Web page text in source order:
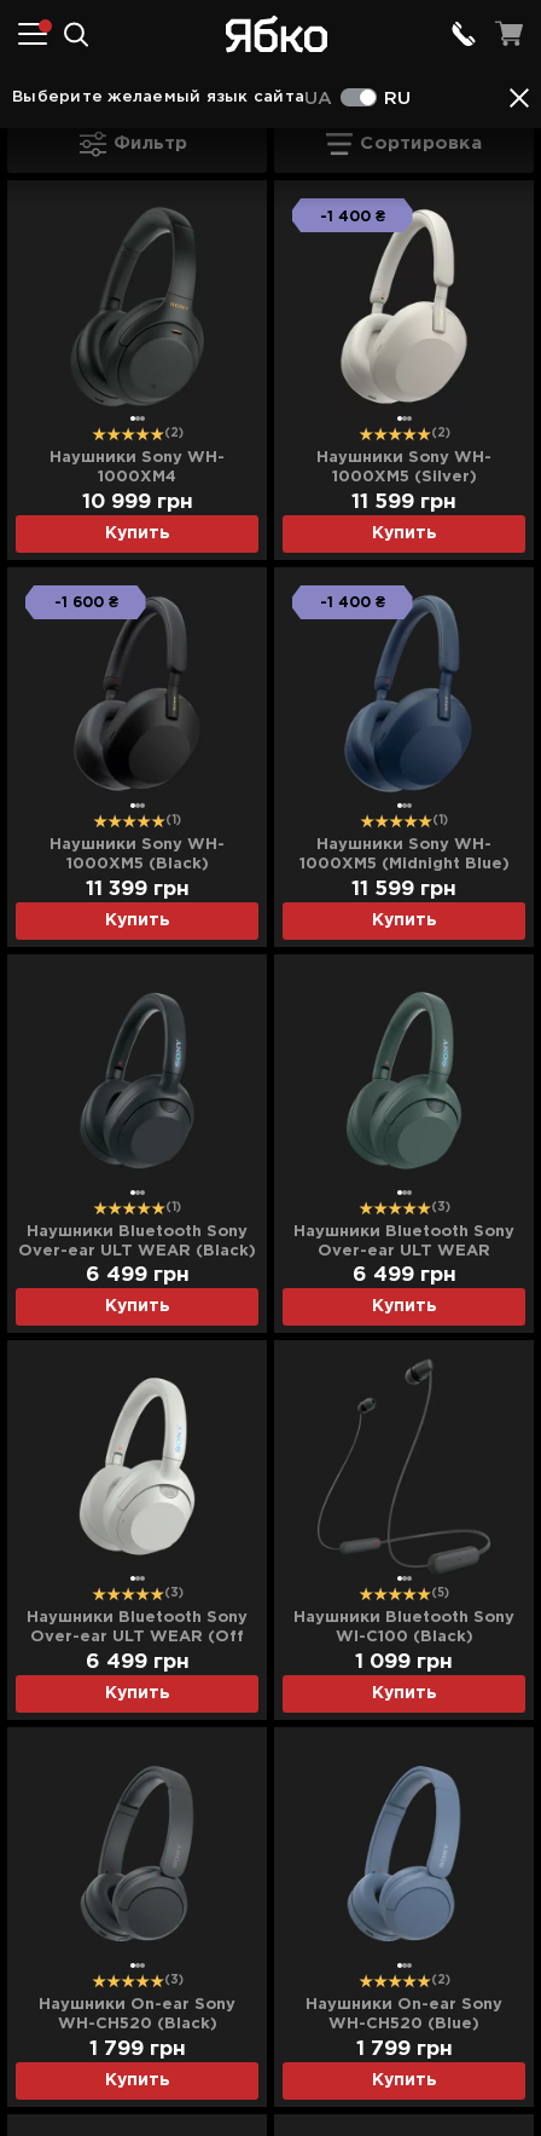
Выберите желаемый язык сайтаUA RU
Наушники Кременчуке Наушники Sony
Наушники Sony Кременчуке
Фильтр Сортировка
(2)
Наушники Sony WH-
1000XM4
(WH1000XM4B.CE7) (Black)
Купить
10 999 грн
-1 400 ₴
(2)
Наушники Sony WH-
1000XM5 (Silver)
(WH1000XM5S.CE7) (EU)
Купить
11 599 грн
-1 600 ₴
(1)
Наушники Sony WH-
1000XM5 (Black)
(WH1000XM5B.CE7) (EU)
Купить
11 399 грн
-1 400 ₴
(1)
Наушники Sony WH-
1000XM5 (Midnight Blue)
(WH1000XM5L.CE7) (EU)
Купить
11 599 грн
(1)
Наушники Bluetooth Sony
Over-ear ULT WEAR (Black)
Купить
6 499 грн
(3)
Наушники Bluetooth Sony
Over-ear ULT WEAR
(Forest Gray)
Купить
6 499 грн
(3)
Наушники Bluetooth Sony
Over-ear ULT WEAR (Off
White)
Купить
6 499 грн
(5)
Наушники Bluetooth Sony
WI-C100 (Black)
Купить
1 099 грн
(3)
Наушники On-ear Sony
WH-CH520 (Black)
Купить
1 799 грн
(2)
Наушники On-ear Sony
WH-CH520 (Blue)
Купить
1 799 грн